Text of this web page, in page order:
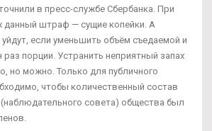
в пресс-службе Сбербанка. При
данный штраф — сущие копейки. А
если уменьшить объём съедаемой и
порции. Устранить неприятный запах
но можно. Только для публичного
чтобы количественный состав
совета) общества был